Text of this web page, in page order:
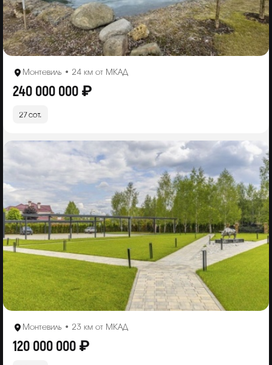
Монтевиль • 24 км от МКАД
240 000 000 ₽
27 сот.
Монтевиль • 23 км от МКАД
120 000 000 ₽